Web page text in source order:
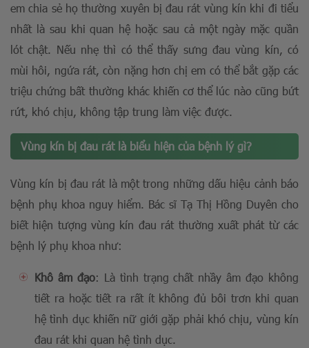
em chia sẻ họ thường xuyên bị đau rát vùng kín khi đi tiểu
nhất là sau khi quan hệ hoặc sau cả một ngày mặc quần
lót chật. Nếu nhẹ thì có thể thấy sưng đau vùng kín, có
mùi hôi, ngứa rát, còn nặng hơn chị em có thể bắt gặp các
triệu chứng bất thường khác khiến cơ thể lúc nào cũng bứt
rứt, khó chịu, không tập trung làm việc được.
Vùng kín bị đau rát là biểu hiện của bệnh lý gì?
Vùng kín bị đau rát là một trong những dấu hiệu cảnh báo
bệnh phụ khoa nguy hiểm. Bác sĩ Tạ Thị Hồng Duyên cho
biết hiện tượng vùng kín đau rát thường xuất phát từ các
bệnh lý phụ khoa như:
Khô âm đạo: Là tình trạng chất nhầy âm đạo không
tiết ra hoặc tiết ra rất ít không đủ bôi trơn khi quan
hệ tình dục khiến nữ giới gặp phải khó chịu, vùng kín
đau rát khi quan hệ tình dục.